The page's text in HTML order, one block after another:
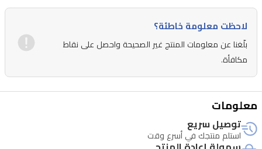
لاحظت معلومة خاطئة؟
بلّغنا عن معلومات المنتج غير الصحيحة واحصل على نقاط
مكافأة.
معلومات
توصيل سريع
استلم منتجك في أسرع وقت